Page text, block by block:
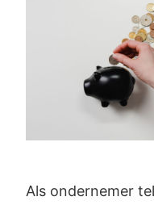
Als ondernemer